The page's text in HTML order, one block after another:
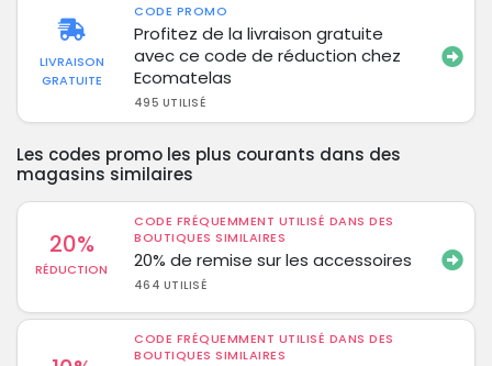
LIVRAISON
GRATUITE
CODE PROMO
Profitez de la livraison gratuite
avec ce code de réduction chez
Ecomatelas
495 UTILISÉ
Les codes promo les plus courants dans des
magasins similaires
20%
RÉDUCTION
CODE FRÉQUEMMENT UTILISÉ DANS DES
BOUTIQUES SIMILAIRES
20% de remise sur les accessoires
464 UTILISÉ
CODE FRÉQUEMMENT UTILISÉ DANS DES
BOUTIQUES SIMILAIRES